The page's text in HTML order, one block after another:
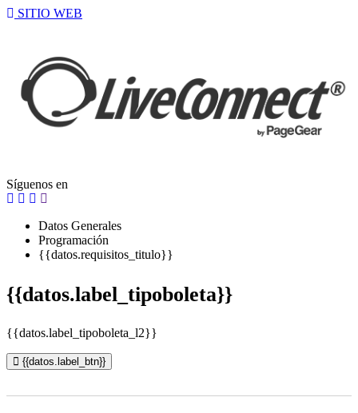
SITIO WEB
Síguenos en
Datos Generales
Programación
{{datos.requisitos_titulo}}
{{datos.label_tipoboleta}}
{{datos.label_tipoboleta_l2}}
{{datos.label_btn}}